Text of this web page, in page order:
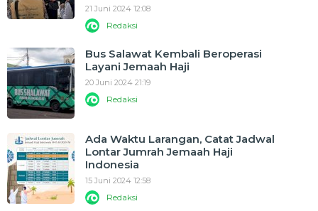
21 Juni 2024 12:08
Redaksi
Bus Salawat Kembali Beroperasi
Layani Jemaah Haji
20 Juni 2024 21:19
Redaksi
Ada Waktu Larangan, Catat Jadwal
Lontar Jumrah Jemaah Haji
Indonesia
15 Juni 2024 12:58
Redaksi